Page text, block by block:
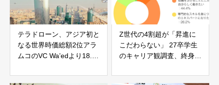
テラドローン、アジア初と
なる世界時価総額2位アラ
ムコのVC Wa’edより18.5
126.6億円）
Z世代の4割超が「昇進に
こだわらない」 27卒学生
のキャリア観調査、終身雇